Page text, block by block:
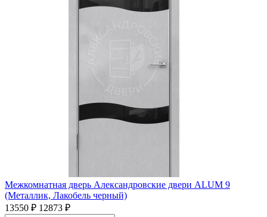
Межкомнатная дверь Александровские двери ALUM 9
(Металлик, Лакобель черный)
13550 ₽ 12873 ₽